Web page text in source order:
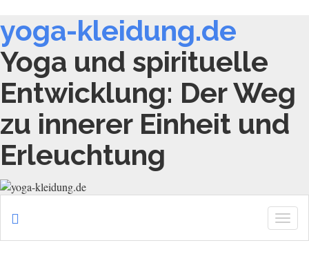
yoga-kleidung.de
Yoga und spirituelle
Entwicklung: Der Weg
zu innerer Einheit und
Erleuchtung